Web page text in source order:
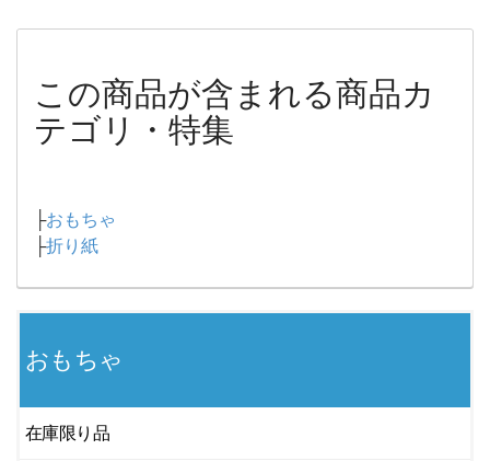
この商品が含まれる商品カ
テゴリ・特集
├おもちゃ
├折り紙
おもちゃ
在庫限り品